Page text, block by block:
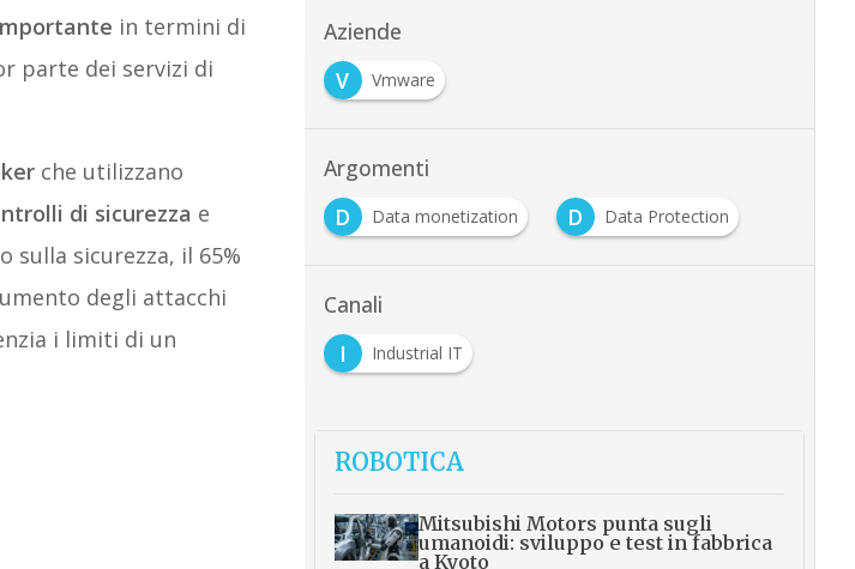
in termini di
parte dei servizi di
che utilizzano
di sicurezza e
sulla sicurezza, il 65%
degli attacchi
i limiti di un
Aziende
V
Vmware
Argomenti
D
Data monetization D Data Protection
Canali
I
Industrial IT
ROBOTICA
Mitsubishi Motors punta sugli
umanoidi: sviluppo e test in fabbrica
a Kyoto